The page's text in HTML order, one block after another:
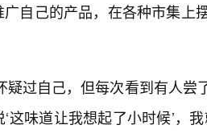
自己的产品，在各种市集上
疑过自己，但每次看到有人尝
这味道让我想起了小时候’，